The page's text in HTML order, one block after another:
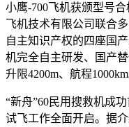
小鹰-700飞机获颁型号
飞机技术有限公司联合
自主知识产权的四座国
机完全自主研发、国产
升限4200m、航程
“新舟”60民用搜救机成
试飞工作全面开启。据